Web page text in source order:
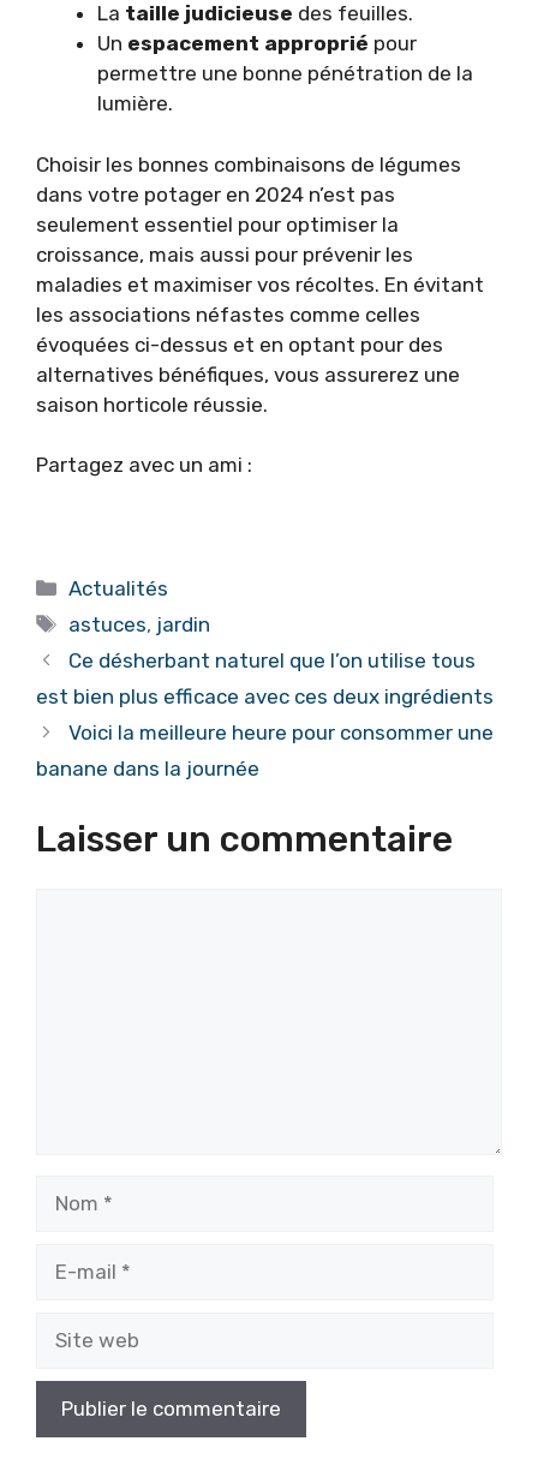
La taille judicieuse des feuilles.
Un espacement approprié pour
permettre une bonne pénétration de la
lumière.
Choisir les bonnes combinaisons de légumes
dans votre potager en 2024 n’est pas
seulement essentiel pour optimiser la
croissance, mais aussi pour prévenir les
maladies et maximiser vos récoltes. En évitant
les associations néfastes comme celles
évoquées ci-dessus et en optant pour des
alternatives bénéfiques, vous assurerez une
saison horticole réussie.
Partagez avec un ami :
Catégories
Actualités
Étiquettes
astuces, jardin
Ce désherbant naturel que l’on utilise tous
est bien plus efficace avec ces deux ingrédients
Voici la meilleure heure pour consommer une
banane dans la journée
Laisser un commentaire
mail
web